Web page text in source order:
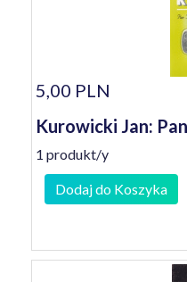
5,00 PLN
Kurowicki Jan:
1 produkt/y
Dodaj do Koszyka